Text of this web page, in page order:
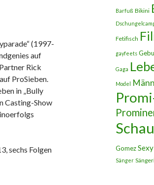
(1997-
auf
Rick
ProSieben.
in „Bully
Casting-Show
sechs Folgen
Barfuß Bikini
Fetifisch
gayfeets
Gaga
Model
GomezSexy
Sänger